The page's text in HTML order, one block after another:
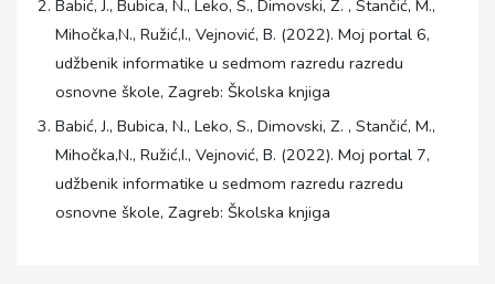
Babić, J., Bubica, N., Leko, S., Dimovski, Z. , Stančić, M.,
Mihočka,N., Ružić,I., Vejnović, B. (2022). Moj portal 6,
udžbenik informatike u sedmom razredu razredu
osnovne škole, Zagreb: Školska knjiga
Babić, J., Bubica, N., Leko, S., Dimovski, Z. , Stančić, M.,
Mihočka,N., Ružić,I., Vejnović, B. (2022). Moj portal 7,
udžbenik informatike u sedmom razredu razredu
osnovne škole, Zagreb: Školska knjiga